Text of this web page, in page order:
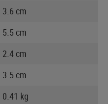
3.6 cm
5.5 cm
2.4 cm
3.5 cm
0.41 kg